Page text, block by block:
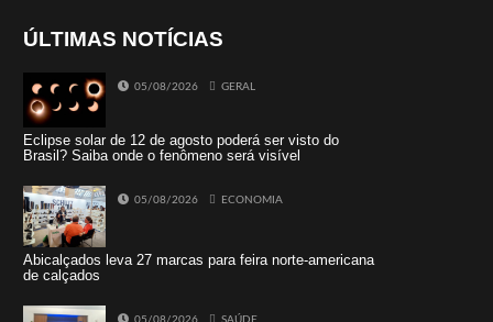
ÚLTIMAS NOTÍCIAS
05/08/2026 GERAL
Eclipse solar de 12 de agosto poderá ser visto do
Brasil? Saiba onde o fenômeno será visível
05/08/2026 ECONOMIA
Abicalçados leva 27 marcas para feira norte-americana
de calçados